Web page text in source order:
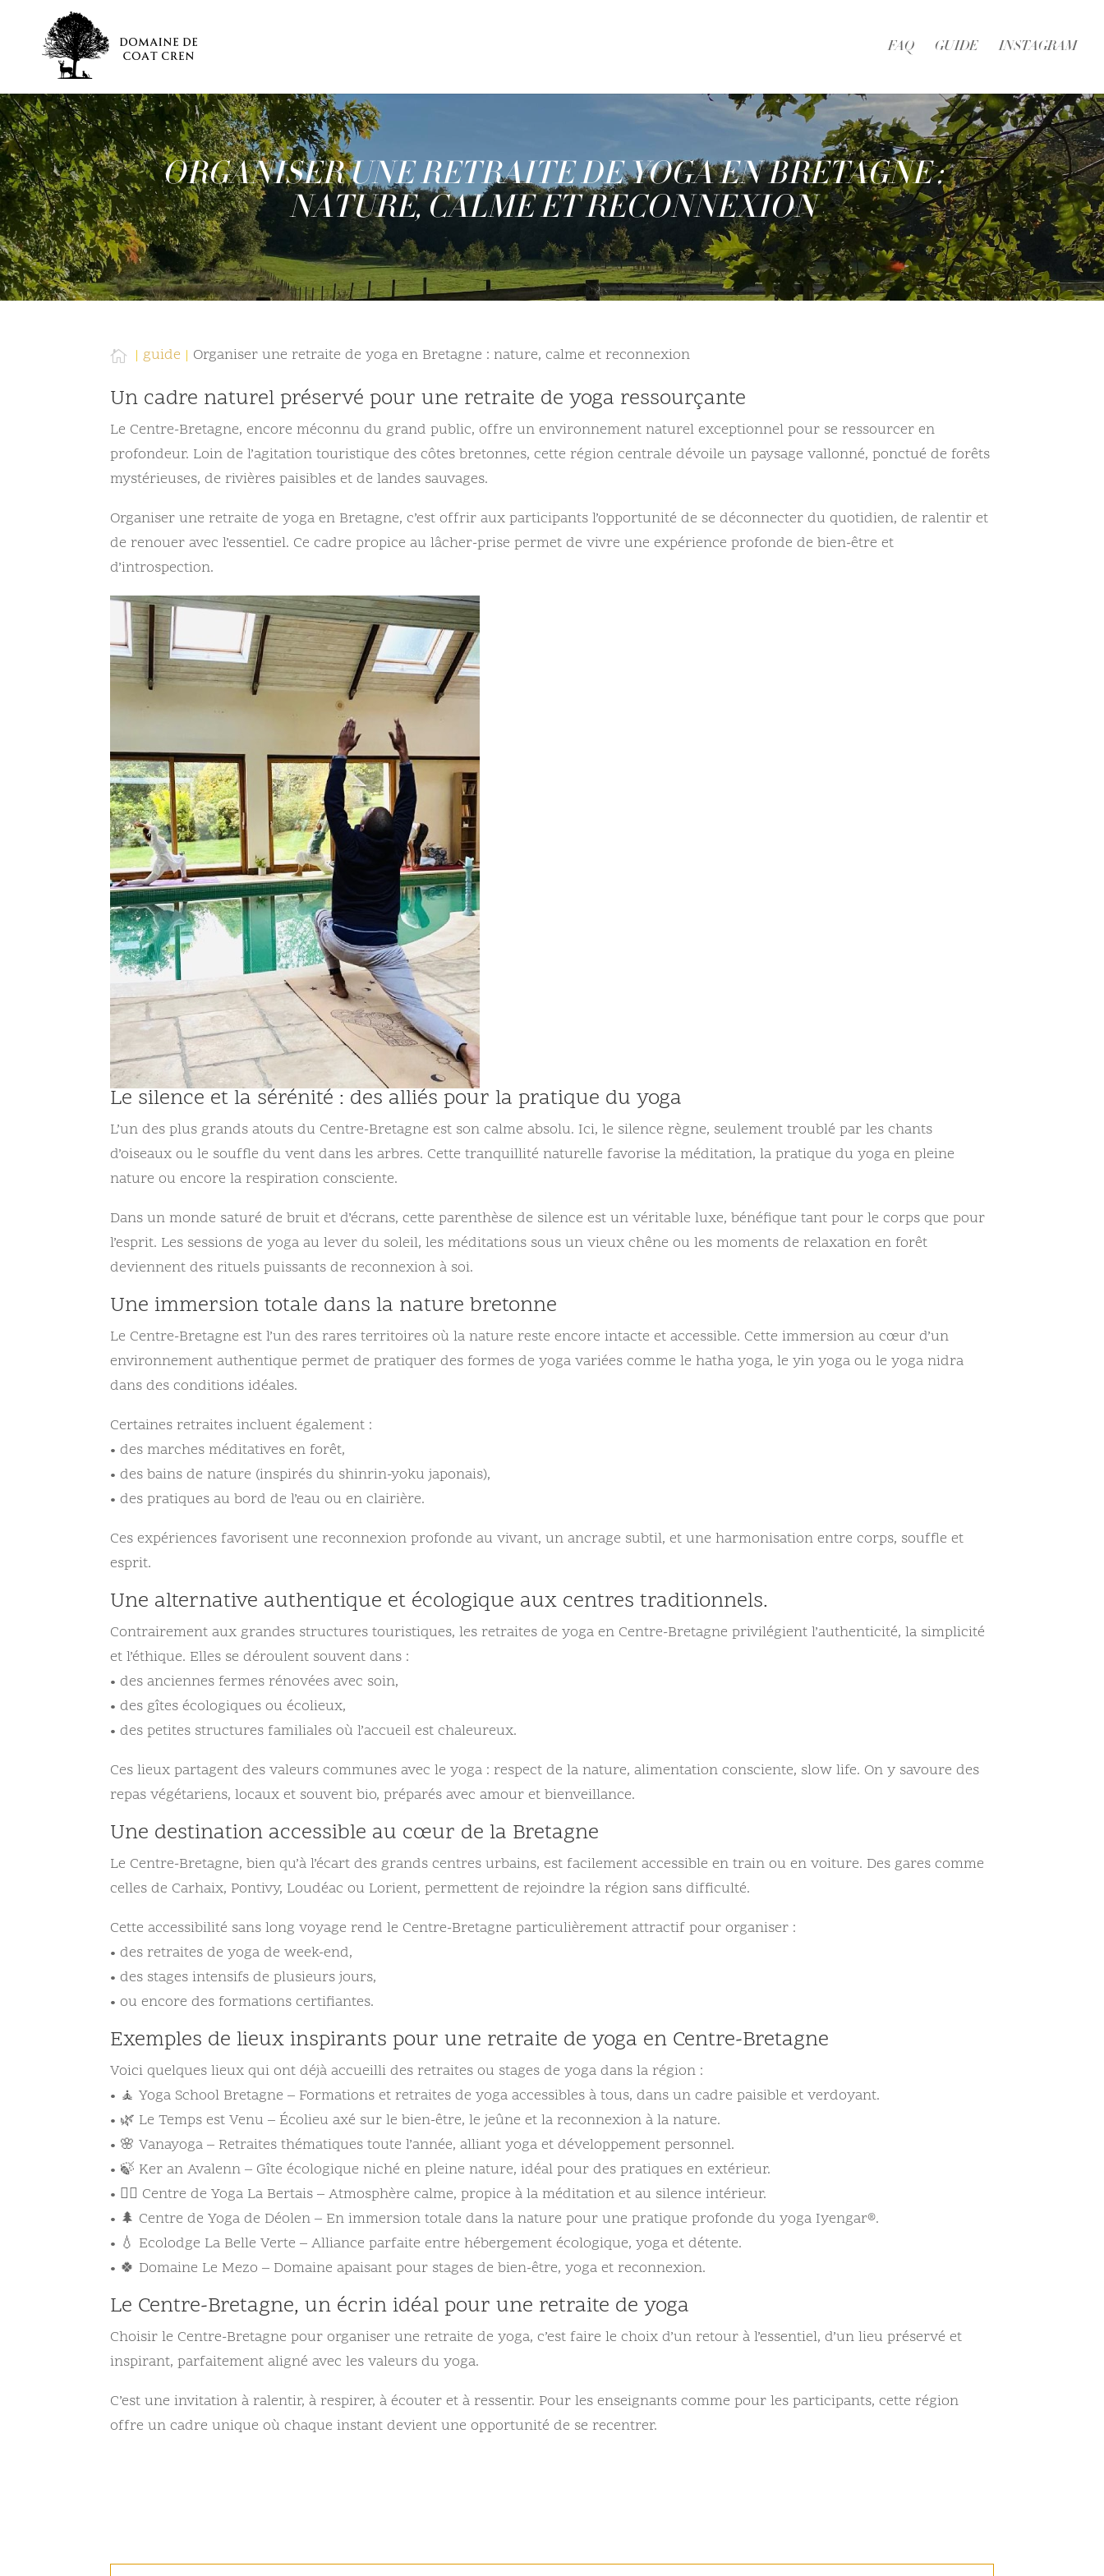
FAQ GUIDE INSTAGRAM
ORGANISER UNE RETRAITE DE YOGA EN BRETAGNE :
NATURE, CALME ET RECONNEXION
 guide Organiser une retraite de yoga en Bretagne : nature, calme et reconnexion
Un cadre naturel préservé pour une retraite de yoga ressourçante
Le Centre-Bretagne, encore méconnu du grand public, offre un environnement naturel exceptionnel pour se ressourcer en
profondeur. Loin de l’agitation touristique des côtes bretonnes, cette région centrale dévoile un paysage vallonné, ponctué de forêts
mystérieuses, de rivières paisibles et de landes sauvages.
Organiser une retraite de yoga en Bretagne, c’est offrir aux participants l’opportunité de se déconnecter du quotidien, de ralentir et
de renouer avec l’essentiel. Ce cadre propice au lâcher-prise permet de vivre une expérience profonde de bien-être et
d’introspection.
Le silence et la sérénité : des alliés pour la pratique du yoga
L’un des plus grands atouts du Centre-Bretagne est son calme absolu. Ici, le silence règne, seulement troublé par les chants
d’oiseaux ou le souffle du vent dans les arbres. Cette tranquillité naturelle favorise la méditation, la pratique du yoga en pleine
nature ou encore la respiration consciente.
Dans un monde saturé de bruit et d’écrans, cette parenthèse de silence est un véritable luxe, bénéfique tant pour le corps que pour
l’esprit. Les sessions de yoga au lever du soleil, les méditations sous un vieux chêne ou les moments de relaxation en forêt
deviennent des rituels puissants de reconnexion à soi.
Une immersion totale dans la nature bretonne
Le Centre-Bretagne est l’un des rares territoires où la nature reste encore intacte et accessible. Cette immersion au cœur d’un
environnement authentique permet de pratiquer des formes de yoga variées comme le hatha yoga, le yin yoga ou le yoga nidra
dans des conditions idéales.
Certaines retraites incluent également :
• des marches méditatives en forêt,
• des bains de nature (inspirés du shinrin-yoku japonais),
• des pratiques au bord de l’eau ou en clairière.
Ces expériences favorisent une reconnexion profonde au vivant, un ancrage subtil, et une harmonisation entre corps, souffle et
esprit.
Une alternative authentique et écologique aux centres traditionnels.
Contrairement aux grandes structures touristiques, les retraites de yoga en Centre-Bretagne privilégient l’authenticité, la simplicité
et l’éthique. Elles se déroulent souvent dans :
• des anciennes fermes rénovées avec soin,
• des gîtes écologiques ou écolieux,
• des petites structures familiales où l’accueil est chaleureux.
Ces lieux partagent des valeurs communes avec le yoga : respect de la nature, alimentation consciente, slow life. On y savoure des
repas végétariens, locaux et souvent bio, préparés avec amour et bienveillance.
Une destination accessible au cœur de la Bretagne
Le Centre-Bretagne, bien qu’à l’écart des grands centres urbains, est facilement accessible en train ou en voiture. Des gares comme
celles de Carhaix, Pontivy, Loudéac ou Lorient, permettent de rejoindre la région sans difficulté.
Cette accessibilité sans long voyage rend le Centre-Bretagne particulièrement attractif pour organiser :
• des retraites de yoga de week-end,
• des stages intensifs de plusieurs jours,
• ou encore des formations certifiantes.
Exemples de lieux inspirants pour une retraite de yoga en Centre-Bretagne
Voici quelques lieux qui ont déjà accueilli des retraites ou stages de yoga dans la région :
• 🧘 Yoga School Bretagne – Formations et retraites de yoga accessibles à tous, dans un cadre paisible et verdoyant.
• 🌿 Le Temps est Venu – Écolieu axé sur le bien-être, le jeûne et la reconnexion à la nature.
• 🌸 Vanayoga – Retraites thématiques toute l’année, alliant yoga et développement personnel.
• 🍃 Ker an Avalenn – Gîte écologique niché en pleine nature, idéal pour des pratiques en extérieur.
• 🧘‍♂️ Centre de Yoga La Bertais – Atmosphère calme, propice à la méditation et au silence intérieur.
• 🌲 Centre de Yoga de Déolen – En immersion totale dans la nature pour une pratique profonde du yoga Iyengar®️.
• 💧 Ecolodge La Belle Verte – Alliance parfaite entre hébergement écologique, yoga et détente.
• 🍀 Domaine Le Mezo – Domaine apaisant pour stages de bien-être, yoga et reconnexion.
Le Centre-Bretagne, un écrin idéal pour une retraite de yoga
Choisir le Centre-Bretagne pour organiser une retraite de yoga, c’est faire le choix d’un retour à l’essentiel, d’un lieu préservé et
inspirant, parfaitement aligné avec les valeurs du yoga.
C’est une invitation à ralentir, à respirer, à écouter et à ressentir. Pour les enseignants comme pour les participants, cette région
offre un cadre unique où chaque instant devient une opportunité de se recentrer.